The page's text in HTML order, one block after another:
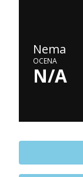
Nema
OCENA
N/A